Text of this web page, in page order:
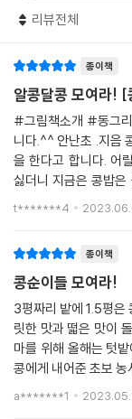
이 있어요. 콩이 꼬투
어져요. 동글동글 사랑
콩에 대한 열린 마음이
*씨드북 홈페이지
퍼’를 다운받을 수 있
리뷰전체
종이책
알콩달콩 모여라!
#그림책소개 #동그리책장 안녕하세요 동그리 독서입
니다.^^ 안난초 .지음 콩을 사랑하는 콩 팬클럽 회원 모집
을 한다고 합니다. 어릴
싫더니 지금은 콩밥은
고 두유도 자주 마십니다. 이쯤이면 회원에 들어갈 수 있
t*******4
종이책
콩순이들 모여라!
3평짜리 밭에 1.5평은
릿한 맛과 떫은 맛이
마를 위해 올해는 텃
콩에게 내어준 초보
모님의 밭에선 한 귀
a*******1